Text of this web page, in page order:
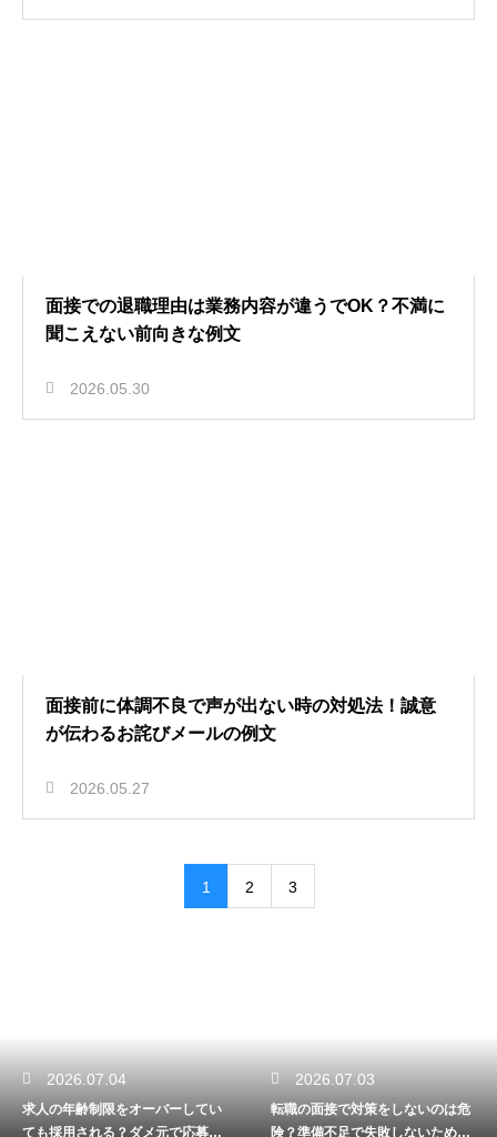
面接での退職理由は業務内容が違うでOK？不満に
聞こえない前向きな例文
2026.05.30
面接前に体調不良で声が出ない時の対処法！誠意
が伝わるお詫びメールの例文
2026.05.27
1 2 3
2026.07.04
求人の年齢制限をオーバーしてい
ても採用される？ダメ元で応募し
2026.07.03
転職の面接で対策をしないのは危
険？準備不足で失敗しないための